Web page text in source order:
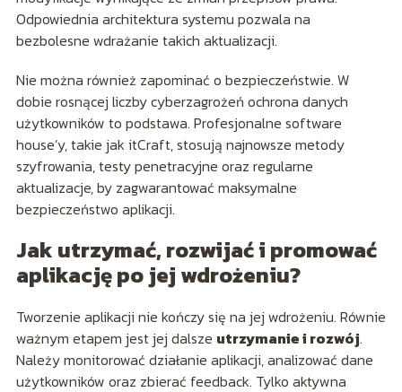
Odpowiednia architektura systemu pozwala na
bezbolesne wdrażanie takich aktualizacji.
Nie można również zapominać o bezpieczeństwie. W
dobie rosnącej liczby cyberzagrożeń ochrona danych
użytkowników to podstawa. Profesjonalne software
house’y, takie jak itCraft, stosują najnowsze metody
szyfrowania, testy penetracyjne oraz regularne
aktualizacje, by zagwarantować maksymalne
bezpieczeństwo aplikacji.
Jak utrzymać, rozwijać i promować
aplikację po jej wdrożeniu?
Tworzenie aplikacji nie kończy się na jej wdrożeniu. Równie
ważnym etapem jest jej dalsze utrzymanie i rozwój.
Należy monitorować działanie aplikacji, analizować dane
użytkowników oraz zbierać feedback. Tylko aktywna